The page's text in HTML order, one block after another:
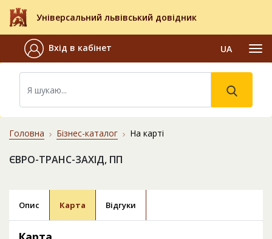
Універсальний львівський довідник
Вхід в кабінет UA
Головна Бізнес-каталог На карті
ЄВРО-ТРАНС-ЗАХІД, ПП
Опис Карта Відгуки